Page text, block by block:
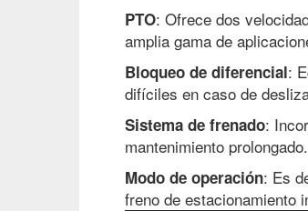
PTO: Ofrece dos
amplia gama de
Bloqueo de diferencial:
difíciles en caso de
Sistema de frenado:
mantenimiento prolongado.
Modo de operación: Es
freno de estacionamiento